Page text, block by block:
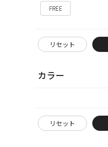
FREE
リセット
カラー
リセット